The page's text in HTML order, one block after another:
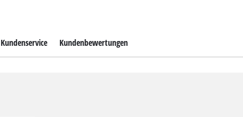
Kundenservice Kundenbewertungen